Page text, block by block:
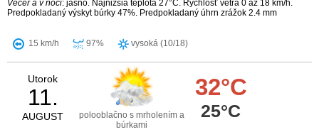
Večer a v noci: jasno. Najnižšia teplota 27°C. Rýchlosť vetra 0 až 18 km/h.
Predpokladaný výskyt búrky 47%. Predpokladaný úhrn zrážok 2.4 mm
15 km/h 97% vysoká (10/18)
Utorok
11.
AUGUST
polooblačno s mrholením a
búrkami
32°C
25°C